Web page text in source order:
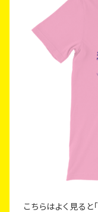
こちらはよく見ると